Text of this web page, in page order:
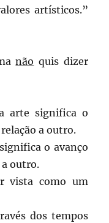
artísticos.”
não quis dizer
arte significa o
a outro.
o avanço
outro.
vista como um
dos tempos